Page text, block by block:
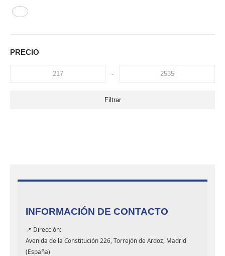
PRECIO
-
Filtrar
INFORMACIÓN DE CONTACTO
📍 Dirección:
Avenida de la Constitución 226, Torrejón de Ardoz, Madrid
(España)